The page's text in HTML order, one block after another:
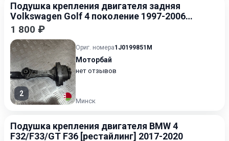
Подушка крепления двигателя задняя
Volkswagen Golf 4 поколение 1997-2006
1.4
1 800 ₽
2
Ориг. номера1J0199851M
Моторбай
нет отзывов
Минск
Подушка крепления двигателя BMW 4
F32/F33/GT F36 [рестайлинг] 2017-2020